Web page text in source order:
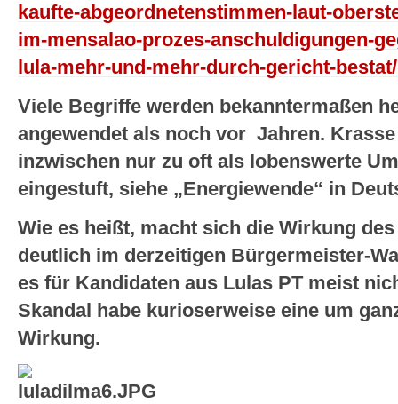
kaufte-abgeordnetenstimmen-laut-
im-mensalao-prozes-anschuldigungen-
lula-mehr-und-mehr-durch-gericht-bestat/
Viele Begriffe werden bekanntermaßen
angewendet als noch vor Jahren.
inzwischen nur zu oft als lobenswerte
eingestuft, siehe „Energiewende“ in
Wie es heißt, macht sich die Wirkung
deutlich im derzeitigen Bürgermeister-
es für Kandidaten aus Lulas PT meist
Skandal habe kurioserweise eine um
Wirkung.